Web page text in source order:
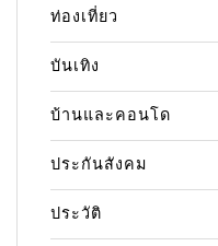
ท่องเที่ยว
บันเทิง
บ้านและคอนโด
ประกันสังคม
ประวัติ